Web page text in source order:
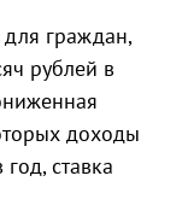
для граждан,
рублей в
доходы
ставка